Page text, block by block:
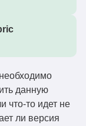
данную
что-то идет не
ли версия